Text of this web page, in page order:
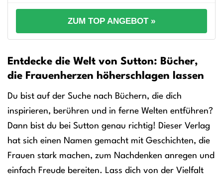
ZUM TOP ANGEBOT »
Entdecke die Welt von Sutton: Bücher,
die Frauenherzen höherschlagen lassen
Du bist auf der Suche nach Büchern, die dich
inspirieren, berühren und in ferne Welten entführen?
Dann bist du bei Sutton genau richtig! Dieser Verlag
hat sich einen Namen gemacht mit Geschichten, die
Frauen stark machen, zum Nachdenken anregen und
einfach Freude bereiten. Lass dich von der Vielfalt